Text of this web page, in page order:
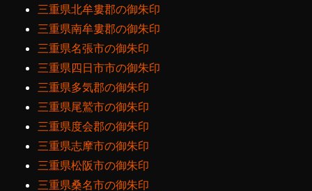
三重県北牟婁郡の御朱印
三重県南牟婁郡の御朱印
三重県名張市の御朱印
三重県四日市市の御朱印
三重県多気郡の御朱印
三重県尾鷲市の御朱印
三重県度会郡の御朱印
三重県志摩市の御朱印
三重県松阪市の御朱印
三重県桑名市の御朱印